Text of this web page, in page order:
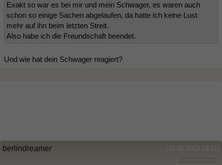
Exakt so war es bei mir und mein Schwager, es waren auch
schon so einige Sachen abgelaufen, da hatte ich keine Lust
mehr auf ihn beim letzten Streit.
Also habe ich die Freundschaft beendet.
Und wie hat dein Schwager reagiert?
(14.06.2013 14:21)
berlindreamer